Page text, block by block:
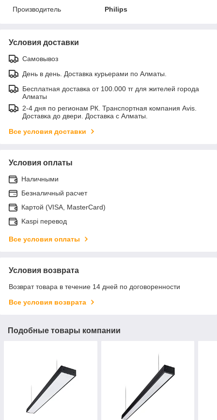
Производитель
Philips
Условия доставки
Самовывоз
День в день. Доставка курьерами по Алматы.
Бесплатная доставка от 100.000 тг для жителей города
Алматы
2-4 дня по регионам РК. Транспортная компания Avis.
Доставка до двери. Доставка с Алматы.
Все условия доставки
Условия оплаты
Наличными
Безналичный расчет
Картой (VISA, MasterCard)
Kaspi перевод
Все условия оплаты
Условия возврата
Возврат товара в течение 14 дней по договоренности
Все условия возврата
Подобные товары компании